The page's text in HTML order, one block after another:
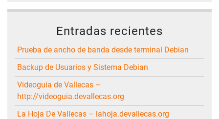
Entradas recientes
Prueba de ancho de banda desde terminal Debian
Backup de Usuarios y Sistema Debian
Videoguia de Vallecas –
http://videoguia.devallecas.org
La Hoja De Vallecas – lahoja.devallecas.org